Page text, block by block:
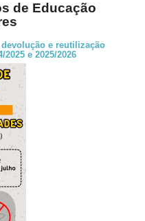
de Educação
e reutilização
e 2025/2026